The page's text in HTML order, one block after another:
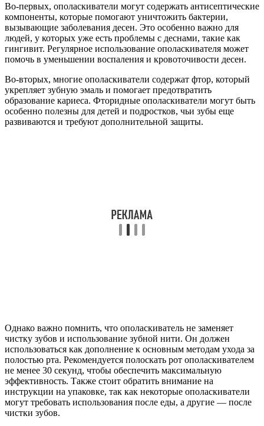
Во-первых, ополаскиватели могут содержать антисептические
компоненты, которые помогают уничтожить бактерии,
вызывающие заболевания десен. Это особенно важно для
людей, у которых уже есть проблемы с деснами, такие как
гингивит. Регулярное использование ополаскивателя может
помочь в уменьшении воспаления и кровоточивости десен.
Во-вторых, многие ополаскиватели содержат фтор, который
укрепляет зубную эмаль и помогает предотвратить
образование кариеса. Фторидные ополаскиватели могут быть
особенно полезны для детей и подростков, чьи зубы еще
развиваются и требуют дополнительной защиты.
Однако важно помнить, что ополаскиватель не заменяет
чистку зубов и использование зубной нити. Он должен
использоваться как дополнение к основным методам ухода за
полостью рта. Рекомендуется полоскать рот ополаскивателем
не менее 30 секунд, чтобы обеспечить максимальную
эффективность. Также стоит обратить внимание на
инструкции на упаковке, так как некоторые ополаскиватели
могут требовать использования после еды, а другие — после
чистки зубов.